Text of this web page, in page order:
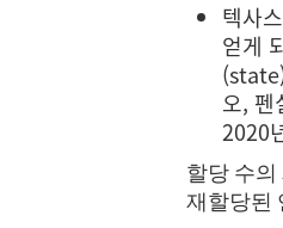
텍사
얻게
오, 펜
2020
할당 수
재할당된